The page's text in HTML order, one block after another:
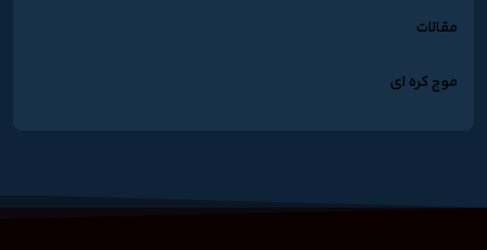
مقالات
موج کره ای